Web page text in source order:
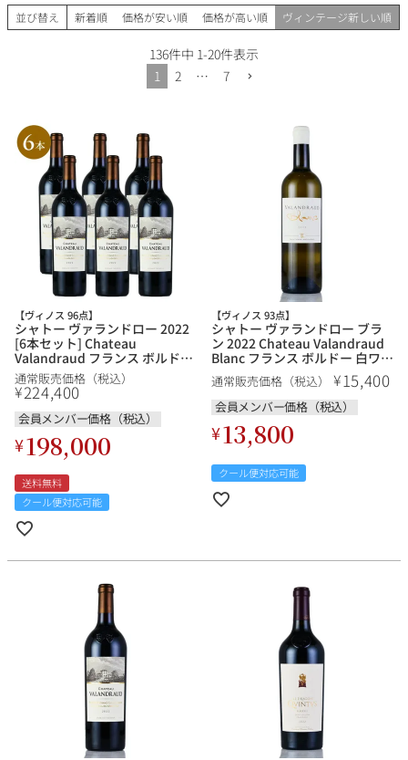
並び替え 新着順 価格が安い順 価格が高い順 ヴィンテージ新しい順
136件中 1-20件表示
1
2 … 7
【ヴィノス 96点】
シャトー ヴァランドロー 2022
[6本セット] Chateau
Valandraud フランス ボルドー
赤ワイン
通常販売価格（税込）
¥224,400
会員メンバー価格（税込）
¥198,000
送料無料
クール便対応可能
【ヴィノス 93点】
シャトー ヴァランドロー ブラ
ン 2022 Chateau Valandraud
Blanc フランス ボルドー 白ワイ
ン
通常販売価格（税込） ¥15,400
会員メンバー価格（税込）
¥13,800
クール便対応可能